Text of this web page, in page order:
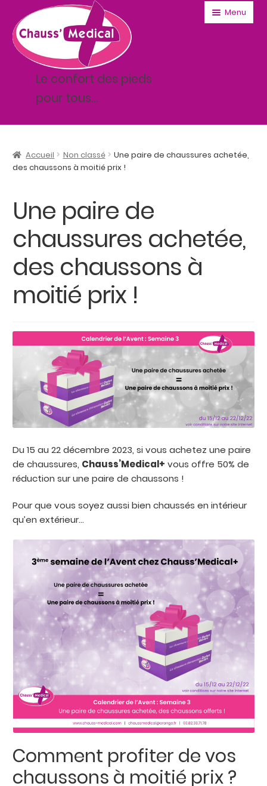
à
la
navigation
au
contenu
Le confort des pieds
pour tous…
Menu
Femme
Toutes les paires Homme
enfant
Milieu médical
le
Accessoires
Carte cadeau
Accueil Non classé
Une paire de chaussures achetée,
des chaussons à moitié prix !
Une paire de
chaussures achetée,
des chaussons à
moitié prix !
Du 15 au 22 décembre 2023, si vous achetez une paire
de chaussures, Chauss’Medical+ vous offre 50% de
réduction sur une paire de chaussons !
Pour que vous soyez aussi bien chaussés en intérieur
qu’en extérieur…
Comment profiter de vos
chaussons à moitié prix ?